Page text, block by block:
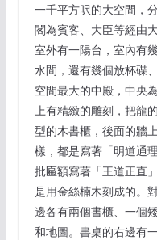
一千平方呎的大空間，
閣為賓客、大臣等經由
室外有一陽台，室內有
水間，還有幾個放杯碟
空間最大的中殿，中央
上有精緻的雕刻，把龍
型的木書櫃，後面的牆
樣，都是寫著「明道通
批匾額寫著「王道正直
是用金絲楠木刻成的。
邊各有兩個書櫃、一個
和地圖。書桌的右邊有